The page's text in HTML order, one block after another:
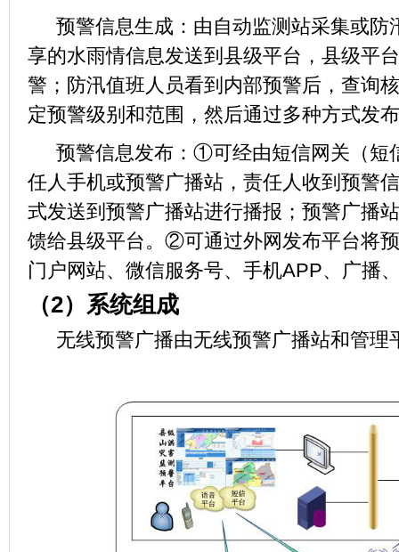
预警信息生成：由自动监测站采集或
享的水雨情信息发送到县级平台，县级平
警；防汛值班人员看到内部预警后，查询
定预警级别和范围，然后通过多种方式发
预警信息发布： ①可经由短信网关（短
任人手机或预警广播站，责任人收到预警
式发送到预警广播站进行播报；预警广播
馈给县级平台。②可通过外网发布平台将
门户网站、微信服务号、手机APP、广播
（2） 系统组成
无线预警广播由无线预警广播站和管理